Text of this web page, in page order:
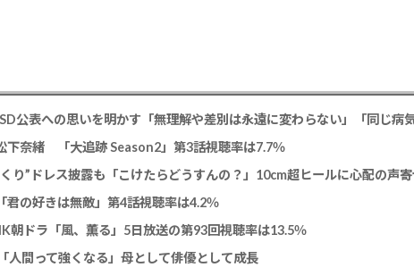
下奈緒 「大追跡 Season2」第3話視聴率は7.7％
り”ドレス披露も「こけたらどうすんの？」10cm超ヒールに心配の声
の好きは無敵」第4話視聴率は4.2％
ドラ「風、薫る」5日放送の第93回視聴率は13.5％
人間って強くなる」母として俳優として成長